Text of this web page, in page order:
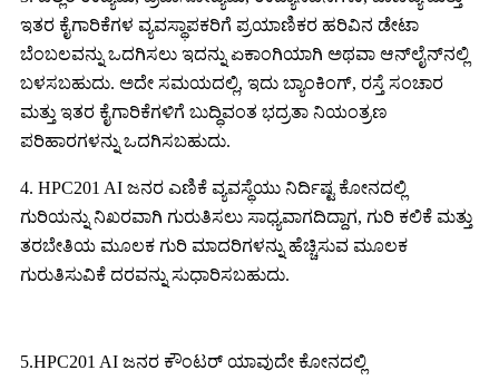
ಇತರ ಕೈಗಾರಿಕೆಗಳ ವ್ಯವಸ್ಥಾಪಕರಿಗೆ ಪ್ರಯಾಣಿಕರ ಹರಿವಿನ ಡೇಟಾ
ಬೆಂಬಲವನ್ನು ಒದಗಿಸಲು ಇದನ್ನು ಏಕಾಂಗಿಯಾಗಿ ಅಥವಾ ಆನ್‌ಲೈನ್‌ನಲ್ಲಿ
ಬಳಸಬಹುದು. ಅದೇ ಸಮಯದಲ್ಲಿ, ಇದು ಬ್ಯಾಂಕಿಂಗ್, ರಸ್ತೆ ಸಂಚಾರ
ಮತ್ತು ಇತರ ಕೈಗಾರಿಕೆಗಳಿಗೆ ಬುದ್ಧಿವಂತ ಭದ್ರತಾ ನಿಯಂತ್ರಣ
ಪರಿಹಾರಗಳನ್ನು ಒದಗಿಸಬಹುದು.
4. HPC201 AI ಜನರ ಎಣಿಕೆ ವ್ಯವಸ್ಥೆಯು ನಿರ್ದಿಷ್ಟ ಕೋನದಲ್ಲಿ
ಗುರಿಯನ್ನು ನಿಖರವಾಗಿ ಗುರುತಿಸಲು ಸಾಧ್ಯವಾಗದಿದ್ದಾಗ, ಗುರಿ ಕಲಿಕೆ ಮತ್ತು
ತರಬೇತಿಯ ಮೂಲಕ ಗುರಿ ಮಾದರಿಗಳನ್ನು ಹೆಚ್ಚಿಸುವ ಮೂಲಕ
ಗುರುತಿಸುವಿಕೆ ದರವನ್ನು ಸುಧಾರಿಸಬಹುದು.
5.HPC201 AI ಜನರ ಕೌಂಟರ್ ಯಾವುದೇ ಕೋನದಲ್ಲಿ